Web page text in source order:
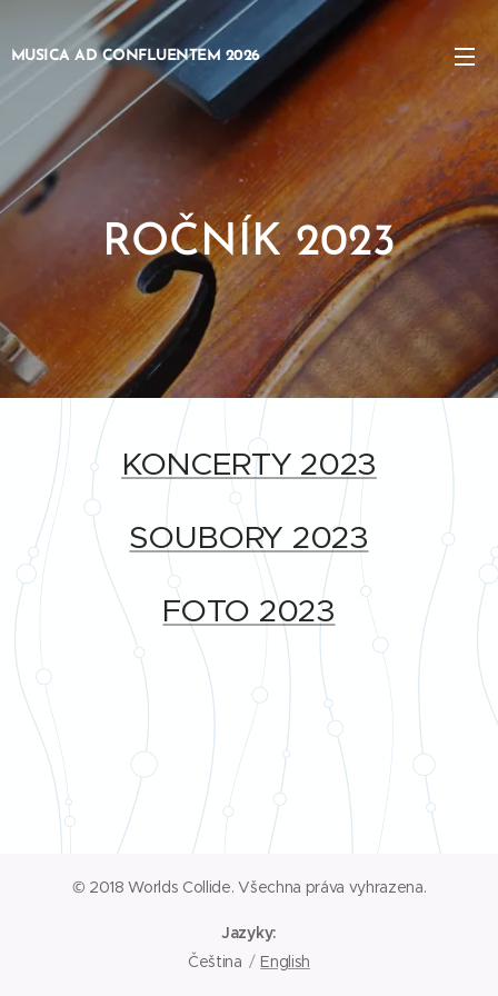
MUSICA AD CONFLUENTEM 2026
ROČNÍK 2023
KONCERTY 2023
SOUBORY 2023
FOTO 2023
© 2018 Worlds Collide. Všechna práva vyhrazena.
Jazyky
Čeština
English